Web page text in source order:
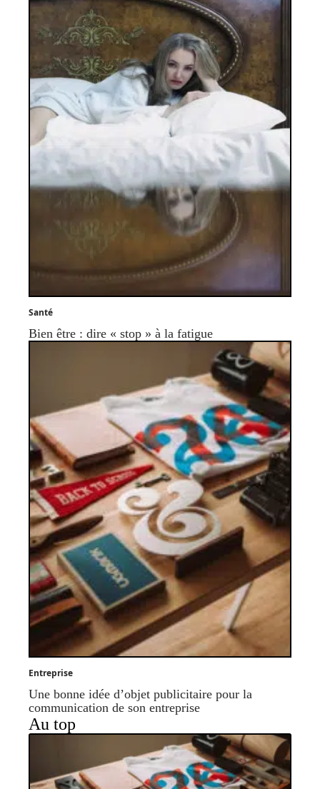
Santé
Bien être : dire « stop » à la fatigue
Entreprise
Une bonne idée d’objet publicitaire pour la
communication de son entreprise
Au top